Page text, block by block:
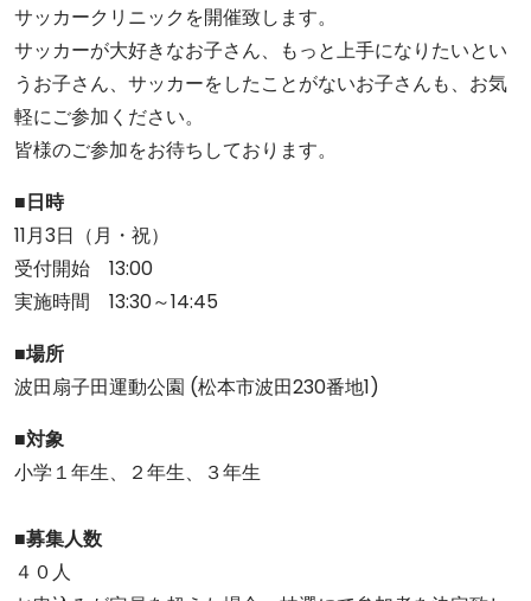
サッカークリニックを開催致します。
サッカーが大好きなお子さん、もっと上手になりたいとい
うお子さん、サッカーをしたことがないお子さんも、お気
軽にご参加ください。
皆様のご参加をお待ちしております。
■日時
11月3日（月・祝）
受付開始 13:00
実施時間 13:30～14:45
■場所
波田扇子田運動公園 (松本市波田230番地1)
■対象
小学１年生、２年生、３年生
■募集人数
４０人